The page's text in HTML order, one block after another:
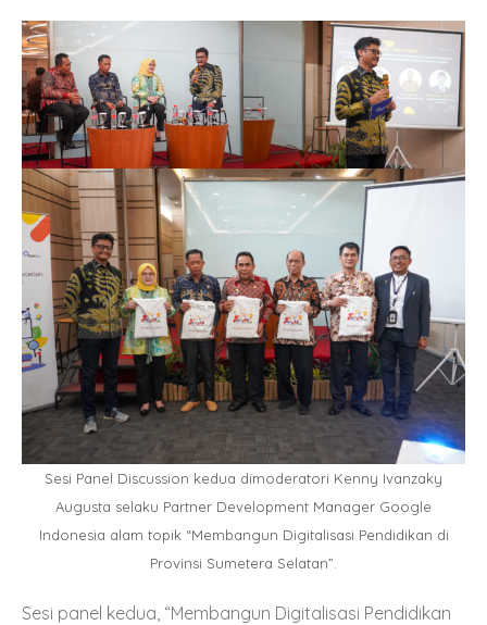
Sesi Panel Discussion kedua dimoderatori Kenny Ivanzaky
Augusta selaku Partner Development Manager Google
Indonesia alam topik “Membangun Digitalisasi Pendidikan di
Provinsi Sumetera Selatan”.
Sesi panel kedua, “Membangun Digitalisasi Pendidikan